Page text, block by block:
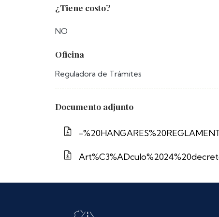
¿Tiene costo?
NO
Oficina
Reguladora de Trámites
Documento adjunto
-